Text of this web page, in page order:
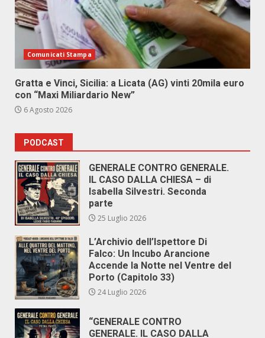
Comunicati Stampa
Gratta e Vinci, Sicilia: a Licata (AG) vinti 20mila euro
con “Maxi Miliardario New”
6 Agosto 2026
PODCAST
GENERALE CONTRO GENERALE.
IL CASO DALLA CHIESA – di
Isabella Silvestri. Seconda
parte
25 Luglio 2026
L’Archivio dell’Ispettore Di
Falco: Un Incubo Arancione
Accende la Notte nel Ventre del
Porto (Capitolo 33)
24 Luglio 2026
“GENERALE CONTRO
GENERALE. IL CASO DALLA